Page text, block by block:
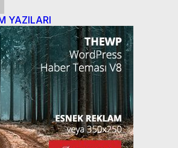
YAZILARI